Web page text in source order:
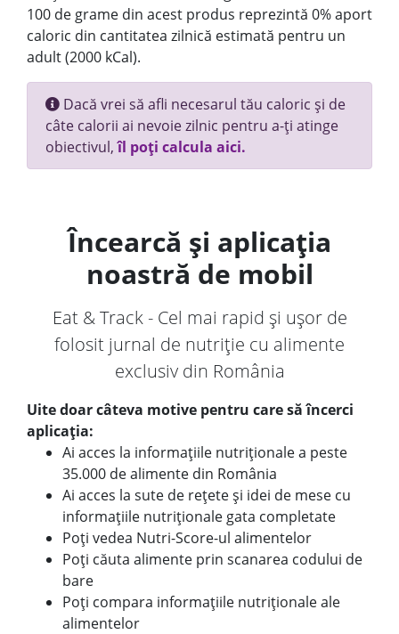
100 de grame din acest produs reprezintă 0% aport
caloric din cantitatea zilnică estimată pentru un
adult (2000 kCal).
Dacă vrei să afli necesarul tău caloric și de
câte calorii ai nevoie zilnic pentru a-ți atinge
obiectivul,îl poți calcula aici.
Încearcă și aplicația
noastră de mobil
Eat & Track - Cel mai rapid și ușor de
folosit jurnal de nutriție cu alimente
exclusiv din România
Uite doar câteva motive pentru care să încerci
aplicația:
Ai acces la informațiile nutriționale a peste
35.000 de alimente din România
Ai acces la sute de rețete și idei de mese cu
informațiile nutriționale gata completate
Poți vedea Nutri-Score-ul alimentelor
Poți căuta alimente prin scanarea codului de
bare
Poți compara informațiile nutriționale ale
alimentelor